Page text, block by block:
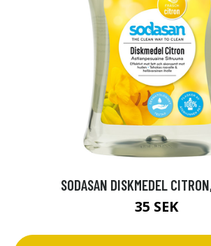
SODASAN DISKMEDEL
35 SEK